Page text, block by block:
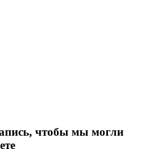
чтобы мы могли